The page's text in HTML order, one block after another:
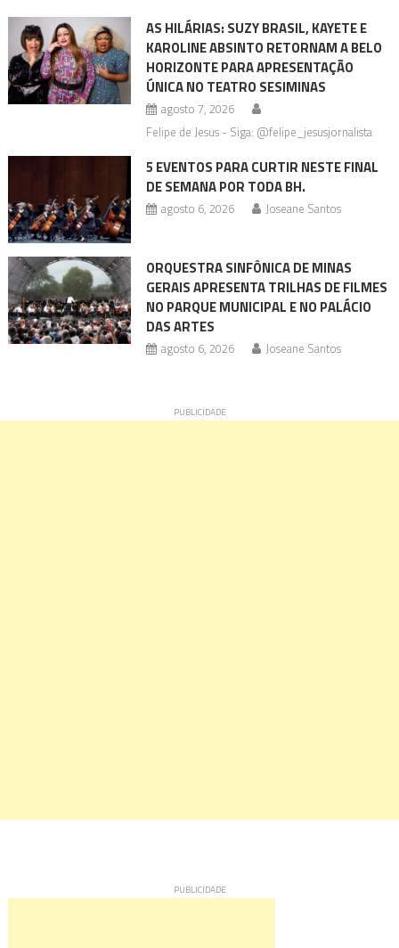
AS HILÁRIAS: SUZY BRASIL, KAYETE E
KAROLINE ABSINTO RETORNAM A BELO
HORIZONTE PARA APRESENTAÇÃO
ÚNICA NO TEATRO SESIMINAS
agosto 7, 2026
Felipe de Jesus - Siga: @felipe_jesusjornalista
5 EVENTOS PARA CURTIR NESTE FINAL
DE SEMANA POR TODA BH.
agosto 6, 2026 Joseane Santos
ORQUESTRA SINFÔNICA DE MINAS
GERAIS APRESENTA TRILHAS DE FILMES
NO PARQUE MUNICIPAL E NO PALÁCIO
DAS ARTES
agosto 6, 2026 Joseane Santos